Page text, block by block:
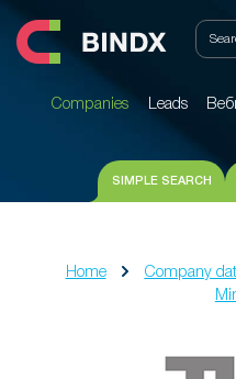
Companies Leads
Companies Leads
SIMPLE SEARCH
Home Company